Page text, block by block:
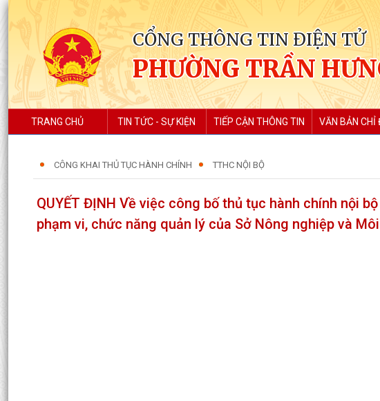
CỔNG THÔNG TIN ĐIỆN TỬ
PHƯỜNG TRẦN
TRANG CHỦ TIN TỨC - SỰ KIỆN TIẾP CẬN THÔNG TIN VĂN BẢN CHỈ
CÔNG KHAI THỦ TỤC HÀNH CHÍNH TTHC NỘI BỘ
QUYẾT ĐỊNH Về việc công bố thủ tục hành chính nội
phạm vi, chức năng quản lý của Sở Nông nghiệp và